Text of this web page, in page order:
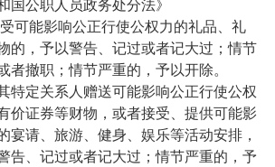
国公职人员政务处分法》
可能影响公正行使公权力的礼品、礼
的，予以警告、记过或者记大过；情节
者撤职；情节严重的，予以开除。
特定关系人赠送可能影响公正行使公权
价证券等财物，或者接受、提供可能影
宴请、旅游、健身、娱乐等活动安排，
告、记过或者记大过；情节严重的，予